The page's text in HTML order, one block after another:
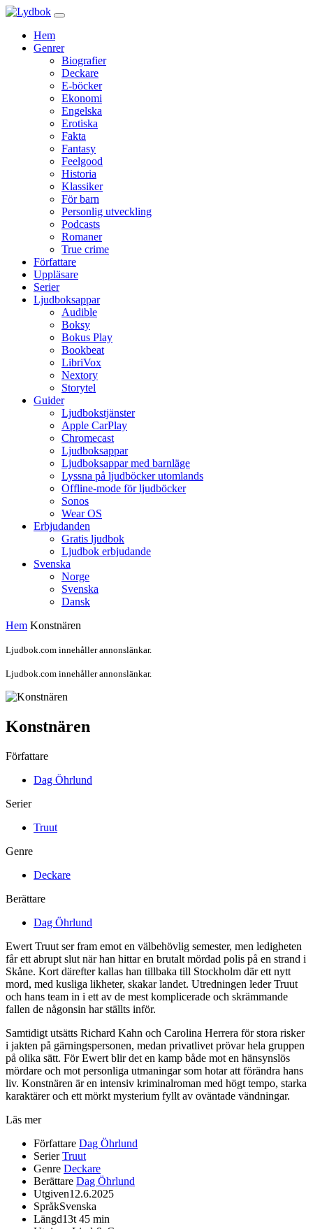
Hem
Genrer
Biografier
Deckare
E-böcker
Ekonomi
Engelska
Erotiska
Fakta
Fantasy
Feelgood
Historia
Klassiker
För barn
Personlig utveckling
Podcasts
Romaner
True crime
Författare
Uppläsare
Serier
Ljudboksappar
Audible
Boksy
Bokus Play
Bookbeat
LibriVox
Nextory
Storytel
Guider
Ljudbokstjänster
Apple CarPlay
Chromecast
Ljudboksappar
Ljudboksappar med barnläge
Lyssna på ljudböcker utomlands
Offline-mode för ljudböcker
Sonos
Wear OS
Erbjudanden
Gratis ljudbok
Ljudbok erbjudande
Svenska
Norge
Svenska
Dansk
Hem Konstnären
Ljudbok.com innehåller annonslänkar.
Ljudbok.com innehåller annonslänkar.
Konstnären
Författare
Dag Öhrlund
Serier
Truut
Genre
Deckare
Berättare
Dag Öhrlund
Ewert Truut ser fram emot en välbehövlig semester, men ledigheten
får ett abrupt slut när han hittar en brutalt mördad polis på en strand i
Skåne. Kort därefter kallas han tillbaka till Stockholm där ett nytt
mord, med kusliga likheter, skakar landet. Utredningen leder Truut
och hans team in i ett av de mest komplicerade och skrämmande
fallen de någonsin har ställts inför.
Samtidigt utsätts Richard Kahn och Carolina Herrera för stora risker
i jakten på gärningspersonen, medan privatlivet prövar hela gruppen
på olika sätt. För Ewert blir det en kamp både mot en hänsynslös
mördare och mot personliga utmaningar som hotar att förändra hans
liv. Konstnären är en intensiv kriminalroman med högt tempo, starka
karaktärer och ett mörkt mysterium fyllt av oväntade vändningar.
Läs mer
Författare Dag Öhrlund
Serier Truut
Genre Deckare
Berättare Dag Öhrlund
Utgiven12.6.2025
SpråkSvenska
Längd13t 45 min